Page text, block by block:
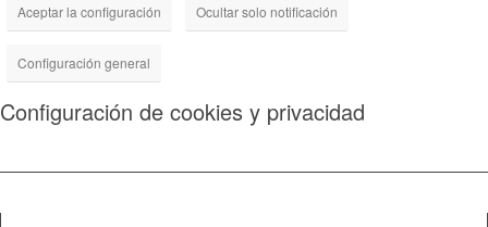
Aceptar la configuración Ocultar solo notificación
Configuración general
Configuración de cookies y privacidad